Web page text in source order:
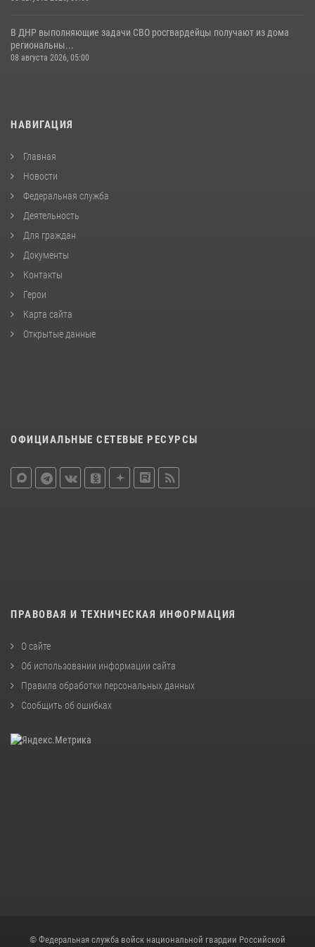
В ДНР выполняющие задачи СВО росгвардейцы получают из дома
региональны...
08 августа 2026, 05:00
НАВИГАЦИЯ
Главная
Новости
Федеральная служба
Деятельность
Для граждан
Документы
Контакты
Герои
Карта сайта
Открытые данные
ОФИЦИАЛЬНЫЕ СЕТЕВЫЕ РЕСУРСЫ
ПРАВОВАЯ И ТЕХНИЧЕСКАЯ ИНФОРМАЦИЯ
О сайте
Об использовании информации сайта
Правила обработки персональных данных
Сообщить об ошибках
© Федеральная служба войск национальной гвардии Российской